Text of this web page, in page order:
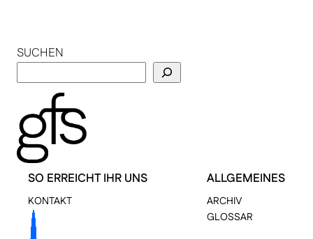
SUCHEN
SO ERREICHT IHR UNS
KONTAKT
ALLGEMEINES
ARCHIV
GLOSSAR